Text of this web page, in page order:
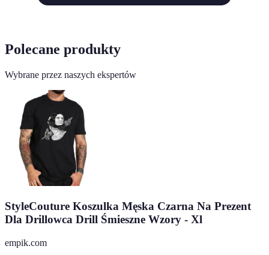
Polecane produkty
Wybrane przez naszych ekspertów
StyleCouture Koszulka Męska Czarna Na Prezent
Dla Drillowca Drill Śmieszne Wzory - Xl
empik.com